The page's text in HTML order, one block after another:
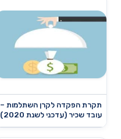
תקרת הפקדה לקרן השתלמות –
עובד שכיר (עדכני לשנת 2020)